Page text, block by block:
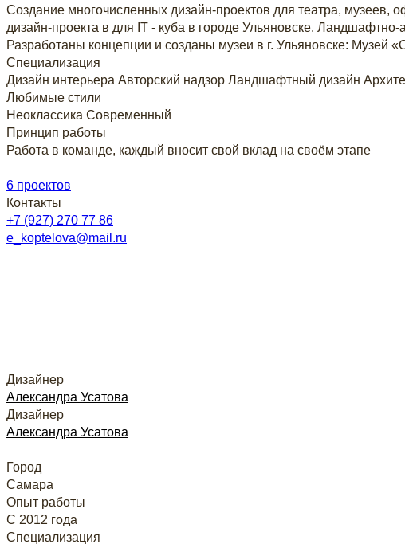
Создание многочисленных дизайн-проектов для театра,
дизайн-проекта в для IT - куба в городе Ульяновске.
Разработаны концепции и созданы музеи в г. Ульяновске:
Специализация
Дизайн интерьера Авторский надзор Ландшафтный дизайн
Любимые стили
Неоклассика Современный
Принцип работы
Работа в команде, каждый вносит свой вклад на своём этапе
6 проектов
Контакты
+7 (927) 270 77 86
e_koptelova@mail.ru
Дизайнер
Александра Усатова
Дизайнер
Александра Усатова
Город
Самара
Опыт работы
С 2012 года
Специализация